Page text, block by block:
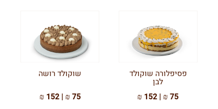
פסיפלורה שוקולד
לבן
75 ₪ | 152 ₪
שוקולד רושה
75 ₪ | 152 ₪